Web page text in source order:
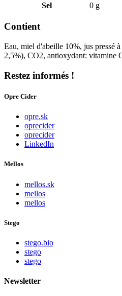
Sel
0 g
Contient
Eau, miel d'abeille 10%, jus pressé
2,5%), CO2, antioxydant: vitamine
Restez informés !
Opre Cider
opre.sk
oprecider
oprecider
LinkedIn
Mellos
mellos.sk
mellos
mellos
Stego
stego.bio
stego
stego
Newsletter